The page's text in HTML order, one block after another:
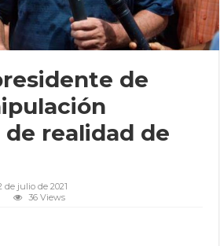
de
realidad de
de julio de 2021
36 Views